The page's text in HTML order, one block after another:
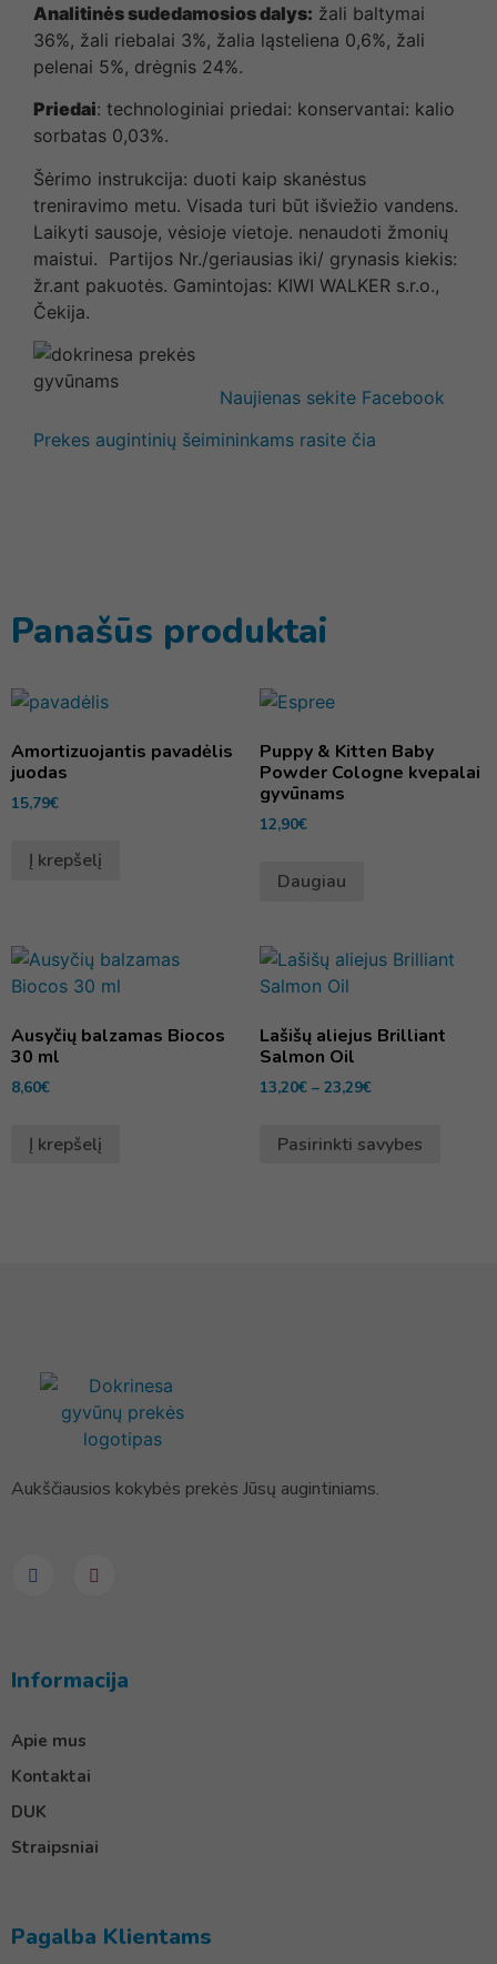
Analitinės sudedamosios dalys: žali baltymai
36%, žali riebalai 3%, žalia ląsteliena 0,6%, žali
pelenai 5%, drėgnis 24%.
Priedai: technologiniai priedai: konservantai: kalio
sorbatas 0,03%.
Šėrimo instrukcija: duoti kaip skanėstus
treniravimo metu. Visada turi būt išviežio vandens.
Laikyti sausoje, vėsioje vietoje. nenaudoti žmonių
maistui. Partijos Nr./geriausias iki/ grynasis kiekis:
žr.ant pakuotės. Gamintojas: KIWI WALKER s.r.o.,
Čekija.
Naujienas sekite Facebook
Prekes augintinių šeimininkams rasite čia
Panašūs produktai
Amortizuojantis pavadėlis
juodas
15,79€
Į krepšelį
Puppy & Kitten Baby
Powder Cologne kvepalai
gyvūnams
12,90€
Daugiau
Ausyčių balzamas Biocos
30 ml
8,60€
Į krepšelį
Lašišų aliejus Brilliant
Salmon Oil
13,20€ – 23,29€
Pasirinkti savybes
Aukščiausios kokybės prekės Jūsų augintiniams.
Informacija
Apie mus
Kontaktai
DUK
Straipsniai
Pagalba Klientams